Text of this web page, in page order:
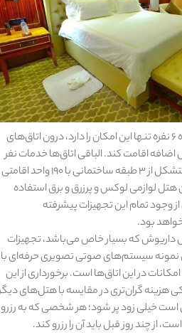
شهر چادگان اصفهان
1403-06-13
15 غذای کره ای
خوشمزه
1402-02-14
معرفی بکرترین
سواحل دیدنی بوشهر
1402-11-24
خلیج عربی یا خلیج
فارس؟
1402-12-20